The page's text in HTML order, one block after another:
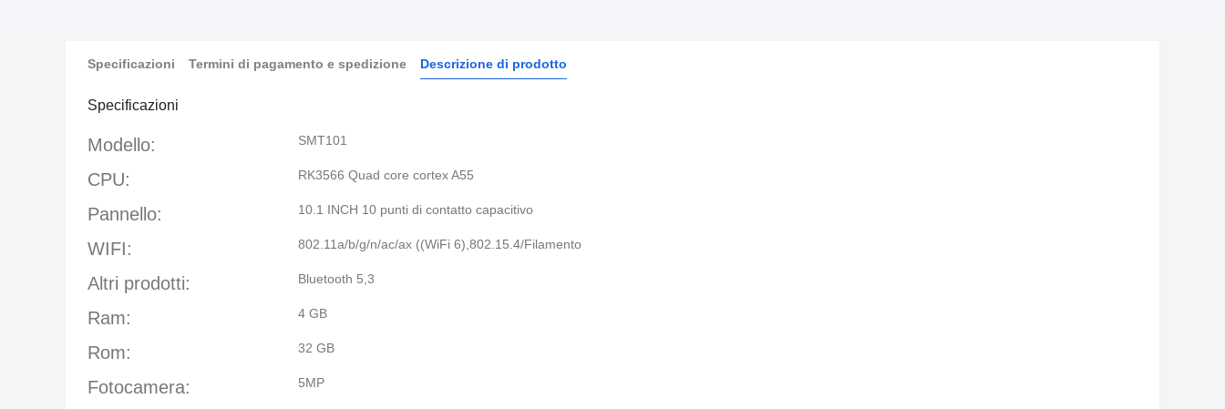
Specificazioni Termini di pagamento e spedizione Descrizione di prodotto
Specificazioni
Modello: SMT101
CPU: RK3566 Quad core cortex A55
Pannello: 10.1 INCH 10 punti di contatto capacitivo
WIFI: 802.11a/b/g/n/ac/ax ((WiFi 6),802.15.4/Filamento
Altri prodotti: Bluetooth 5,3
Ram: 4 GB
Rom: 32 GB
Fotocamera: 5MP